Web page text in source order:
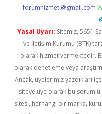
forumhizmeti@gmail.com
Yasal Uyarı: Sitemiz, 5651
ve İletişim Kurumu (BTK)
olarak hizmet vermektedir.
olarak denetleme veya
Ancak, üyelerimiz yazdıkları
siteye üye olarak bu
sitesi, herhangi bir marka,